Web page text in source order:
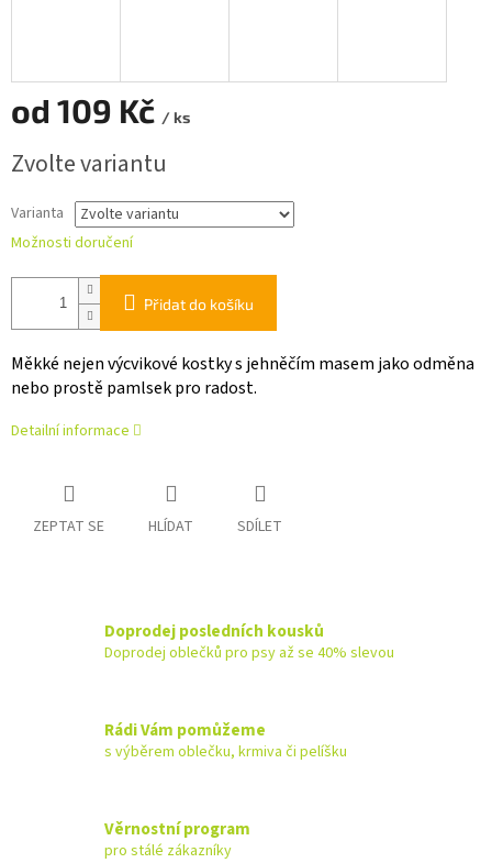
od 109 Kč / ks
cena:
Zvolte variantu
Varianta
Možnosti doručení
Přidat do košíku
Měkké nejen výcvikové kostky s jehněčím masem jako odměna
nebo prostě pamlsek pro radost.
Detailní informace
ZEPTAT SE HLÍDAT SDÍLET
Doprodej posledních kousků
Doprodej oblečků pro psy až se 40% slevou
Rádi Vám pomůžeme
s výběrem oblečku, krmiva či pelíšku
Věrnostní program
pro stálé zákazníky